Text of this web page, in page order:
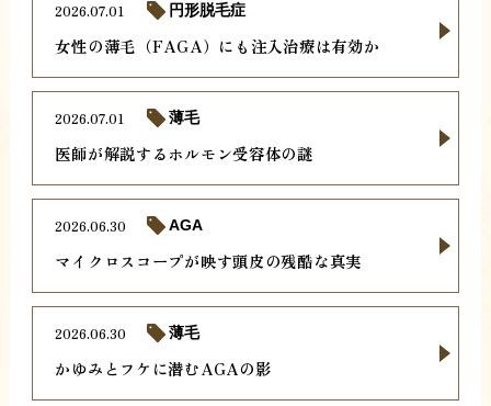
女性の薄毛（FAGA）にも注入治療は有効か
2026.07.01 円形脱毛症
医師が解説するホルモン受容体の謎
2026.07.01 薄毛
マイクロスコープが映す頭皮の残酷な真実
2026.06.30 AGA
かゆみとフケに潜むAGAの影
2026.06.30 薄毛